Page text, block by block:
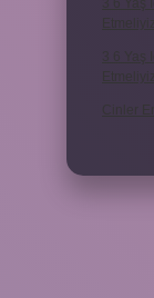
Cinler